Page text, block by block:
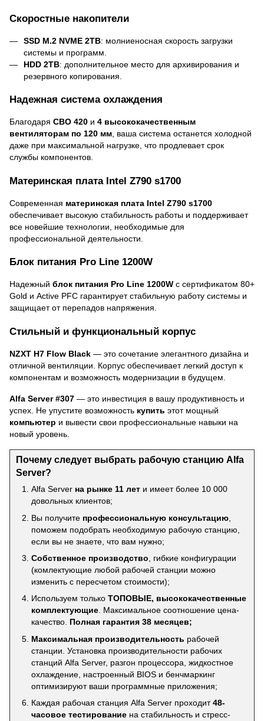
Скоростные накопители
SSD M.2 NVME 2TB: молниеносная скорость загрузки
системы и программ.
HDD 2TB: дополнительное место для архивирования и
резервного копирования.
Надежная система охлаждения
Благодаря СВО 420 и 4 высококачественным
вентиляторам по 120 мм , ваша система останется холодной
даже при максимальной нагрузке, что продлевает срок
службы компонентов.
Материнская плата Intel Z790 s1700
Современная материнская плата Intel Z790 s1700
обеспечивает высокую стабильность работы и поддерживает
все новейшие технологии, необходимые для
профессиональной деятельности.
Блок питания Pro Line 1200W
Надежный блок питания Pro Line 1200W с сертификатом 80+
Gold и Active PFC гарантирует стабильную работу системы и
защищает от перепадов напряжения.
Стильный и функциональный корпус
NZXT H7 Flow Black — это сочетание элегантного дизайна и
отличной вентиляции. Корпус обеспечивает легкий доступ к
компонентам и возможность модернизации в будущем.
Alfa Server #307 — это инвестиция в вашу продуктивность и
успех. Не упустите возможность купить этот мощный
компьютер и вывести свои профессиональные навыки на
новый уровень.
Почему следует выбрать рабочую станцию Alfa
Server?
Alfa Server на рынке 11 лет и имеет более 10 000
довольных клиентов;
Вы получите профессиональную консультацию
поможем подобрать необходимую рабочую станцию,
если вы не знаете, что вам нужно;
Собственное производство , гибкие конфигурации
(комлектующие любой рабочей станции можно
изменить с пересчетом стоимости);
Используем только ТОПОВЫЕ, высококачественные
комплектующие. Максимальное соотношение цена-
качество. Полная гарантия 38 месяцев;
Максимальная производительность рабочей
станции. Установка производительности рабочих
станций Alfa Server, разгон процессора, жидкостное
охлаждение, настроенный BIOS и бенчмаркинг
оптимизируют ваши программные приложения;
Каждая рабочая станция Alfa Server проходит48-
часовое тестирование на стабильность и стресс-